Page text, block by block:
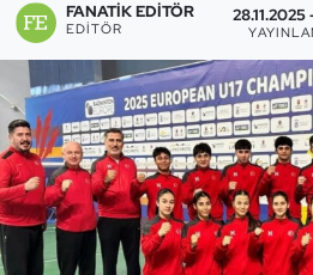
FANATIK EDITÖR
EDITÖR
28.11.2025
Buz Hokeyi
Buz Pateni
Çim Hokeyi